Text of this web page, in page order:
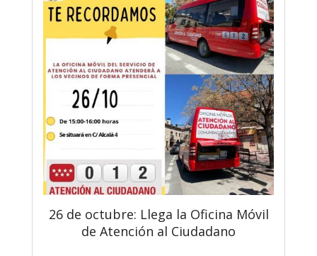
26 de octubre: Llega la Oficina Móvil
de Atención al Ciudadano